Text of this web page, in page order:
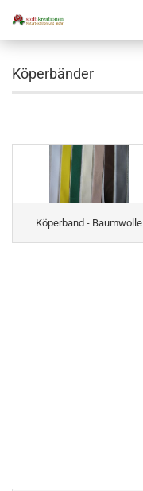
Köperbänder
Köperband - Baumwolle